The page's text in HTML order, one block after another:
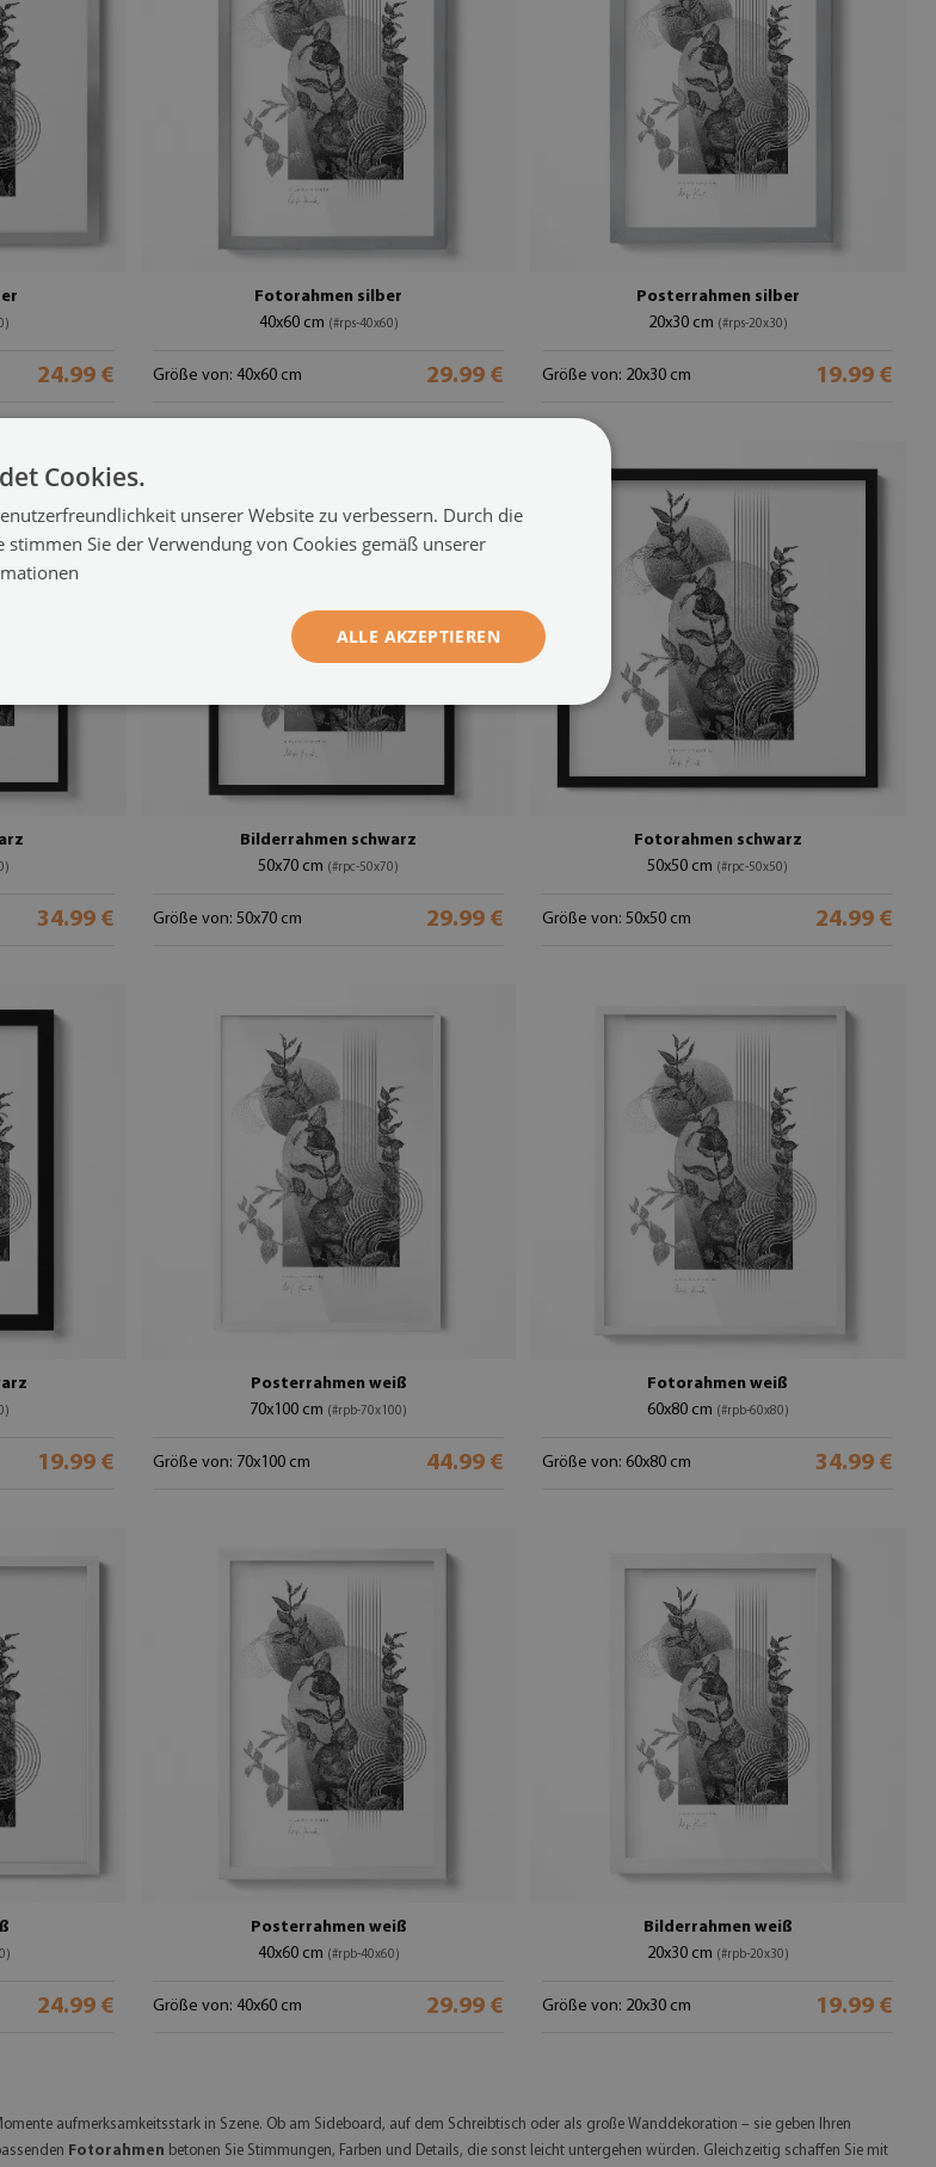
24.99 €
Fotorahmen silber
40x60 cm (#rps-40x60)
Größe von: 40x60 cm 29.99 €
Posterrahmen silber
20x30 cm (#rps-20x30)
Größe von: 20x30 cm 19.99 €
34.99 €
Bilderrahmen schwarz
50x70 cm (#rpc-50x70)
Größe von: 50x70 cm 29.99 €
Fotorahmen schwarz
50x50 cm (#rpc-50x50)
Größe von: 50x50 cm 24.99 €
19.99 €
Posterrahmen weiß
70x100 cm (#rpb-70x100)
Größe von: 70x100 cm 44.99 €
Fotorahmen weiß
60x80 cm (#rpb-60x80)
Größe von: 60x80 cm 34.99 €
24.99 €
Posterrahmen weiß
40x60 cm (#rpb-40x60)
Größe von: 40x60 cm 29.99 €
Bilderrahmen weiß
20x30 cm (#rpb-20x30)
Größe von: 20x30 cm 19.99 €
aufmerksamkeitsstark in Szene. Ob am Sideboard, auf dem Schreibtisch oder als große Wanddekoration – sie geben Ihren
Fotorahmen betonen Sie Stimmungen, Farben und Details, die sonst leicht untergehen würden. Gleichzeitig schaffen Sie mit
Cookies.
unserer Website zu verbessern. Durch die
Sie der Verwendung von Cookies gemäß unserer
ALLE AKZEPTIEREN